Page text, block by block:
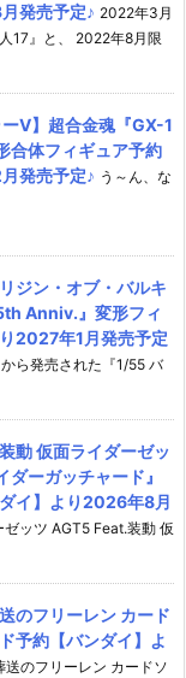
発売予定♪ 2022年3月
17』と、 2022年8月限
ーV】超合金魂『GX-1
合体フィギュア予約
発売予定♪ う～ん、な
ジン・オブ・バルキ
Anniv.』変形フィ
2027年1月発売予定
ら発売された『1/55 バ
動 仮面ライダーゼッ
ーガッチャード』
イ】より2026年8月
ゼッツ AGT5 Feat.装動 仮
のフリーレン カード
予約【バンダイ】よ
送のフリーレン カードソ